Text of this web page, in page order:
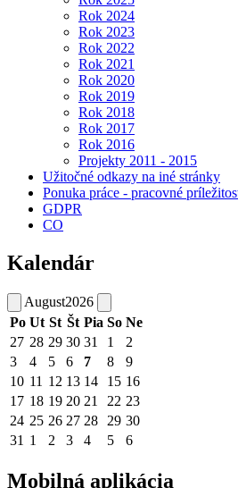
Rok 2024
Rok 2023
Rok 2022
Rok 2021
Rok 2020
Rok 2019
Rok 2018
Rok 2017
Rok 2016
Projekty 2011 - 2015
Užitočné odkazy na iné stránky
Ponuka práce - pracovné
GDPR
CO
Kalendár
August2026
Po Ut St Št Pia So Ne
27 28 29 30 31 1
2
3
4 5 6 7 8
9
10 11 12 13 14 15 16
17 18 19 20 21 22 23
24 25 26 27 28 29 30
31 1 2 3 4 5 6
Mobilná aplikácia